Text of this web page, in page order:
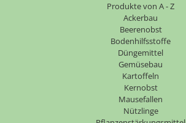
Produkte von A - Z
Ackerbau
Beerenobst
Bodenhilfsstoffe
Düngemittel
Gemüsebau
Kartoffeln
Kernobst
Mausefallen
Nützlinge